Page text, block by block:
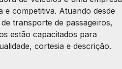
e competitiva. Atuando desde
transporte de passageiros,
estão capacitados para
cortesia e descrição.